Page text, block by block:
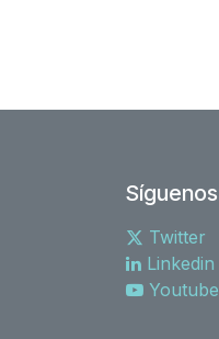
Síguenos
Twitter
Linkedin
Youtube